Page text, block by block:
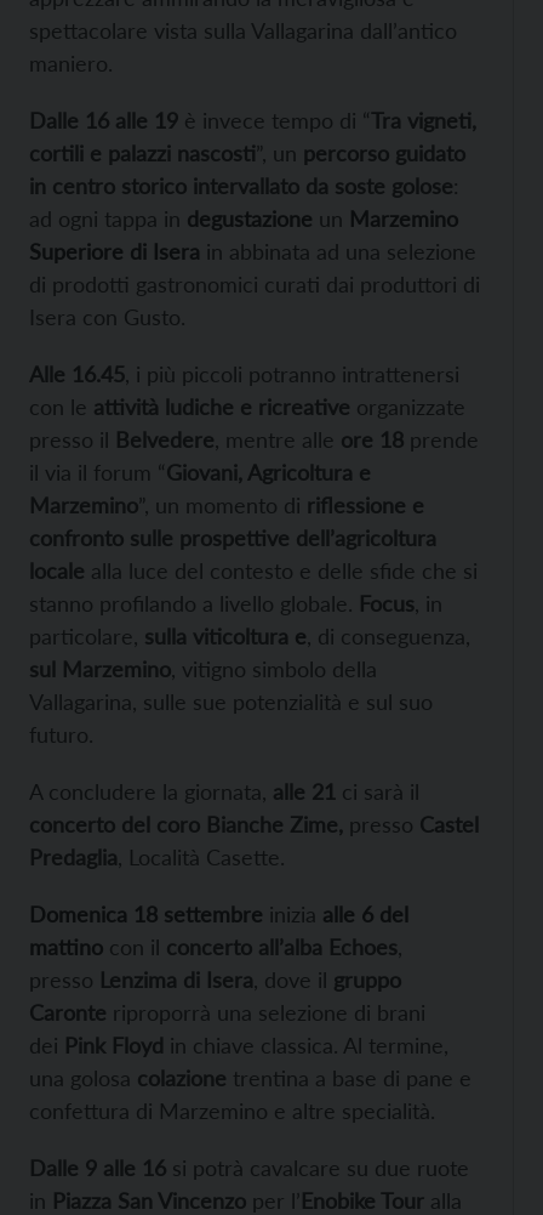
spettacolare vista sulla Vallagarina dall’antico
maniero.
Dalle 16 alle 19 è invece tempo di “Tra vigneti,
cortili e palazzi nascosti”, un percorso guidato
in centro storico intervallato da soste golose:
ad ogni tappa in degustazione un Marzemino
Superiore di Isera in abbinata ad una selezione
di prodotti gastronomici curati dai produttori di
Isera con Gusto.
Alle 16.45 , i più piccoli potranno intrattenersi
con le attività ludiche e ricreative organizzate
presso il Belvedere , mentre alle ore 18 prende
il via il forum “Giovani, Agricoltura e
Marzemino”, un momento di riflessione e
confronto sulle prospettive dell’agricoltura
locale alla luce del contesto e delle sfide che si
stanno profilando a livello globale. Focus , in
particolare, sulla viticoltura e , di conseguenza,
sul Marzemino , vitigno simbolo della
Vallagarina, sulle sue potenzialità e sul suo
futuro.
A concludere la giornata, alle 21 ci sarà il
concerto del coro Bianche Zime, presso Castel
Predaglia , Località Casette.
Domenica 18 settembre inizia alle 6 del
mattino con il concerto all’alba Echoes
presso Lenzima di Isera , dove il gruppo
Caronte riproporrà una selezione di brani
dei Pink Floyd in chiave classica. Al termine,
una golosa colazione trentina a base di pane e
confettura di Marzemino e altre specialità.
Dalle 9 alle 16 si potrà cavalcare su due ruote
in Piazza San Vincenzo per l’Enobike Tour alla